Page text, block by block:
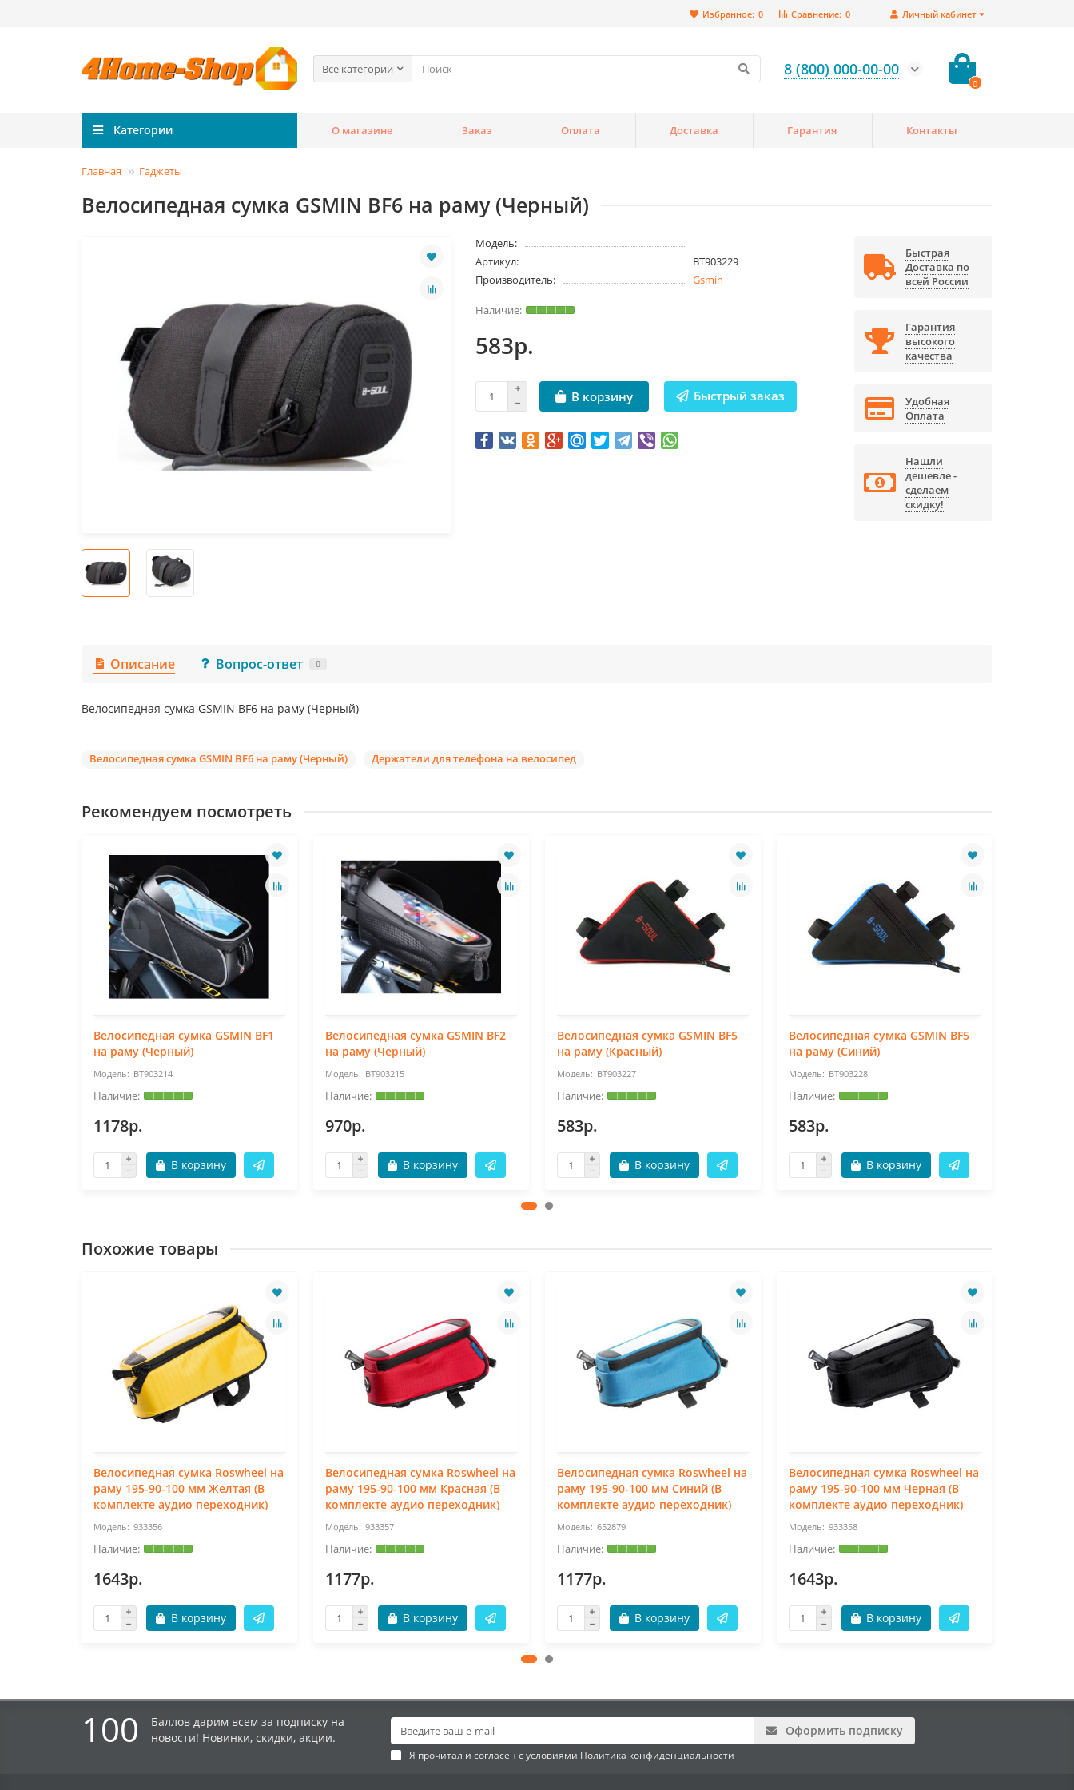
Личный кабинет
Сравнение: 0
Избранное: 0
Все категории 8 (800) 000-00-00
0
Категории О магазине Заказ Оплата Доставка Гарантия Контакты
Главная Гаджеты
Велосипедная сумка GSMIN BF6 на раму (Черный)
Модель:
Артикул:
BT903229
Производитель:
Gsmin
583р.
В корзину Быстрый заказ
Быстрая
Доставка по
всей России
Гарантия
высокого
качества
Удобная
Оплата
Нашли
дешевле -
сделаем
скидку!
Описание Вопрос-ответ 0
Велосипедная сумка GSMIN BF6 на раму (Черный)
Велосипедная сумка GSMIN BF6 на раму (Черный) Держатели для телефона на велосипед
Рекомендуем посмотреть
Велосипедная сумка GSMIN BF1
на раму (Черный)
BT903214
1178р.
В корзину
Велосипедная сумка GSMIN BF2
на раму (Черный)
BT903215
970р.
В корзину
Велосипедная сумка GSMIN BF5
на раму (Красный)
BT903227
583р.
В корзину
Велосипедная сумка GSMIN BF5
на раму (Синий)
BT903228
583р.
В корзину
Похожие товары
Велосипедная сумка Roswheel на
раму 195-90-100 мм Желтая (В
комплекте аудио переходник)
933356
1643р.
В корзину
Велосипедная сумка Roswheel на
раму 195-90-100 мм Красная (В
комплекте аудио переходник)
933357
1177р.
В корзину
Велосипедная сумка Roswheel на
раму 195-90-100 мм Синий (В
комплекте аудио переходник)
652879
1177р.
В корзину
Велосипедная сумка Roswheel на
раму 195-90-100 мм Черная (В
комплекте аудио переходник)
933358
1643р.
В корзину
100
Баллов дарим всем за подписку на
новости! Новинки, скидки, акции.
Оформить подписку
Я прочитал и согласен с условиями Политика конфиденциальности